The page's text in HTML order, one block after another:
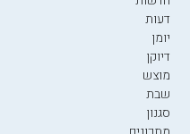
דעות
יומן
דיוקן
מוצש
שבת
סגנון